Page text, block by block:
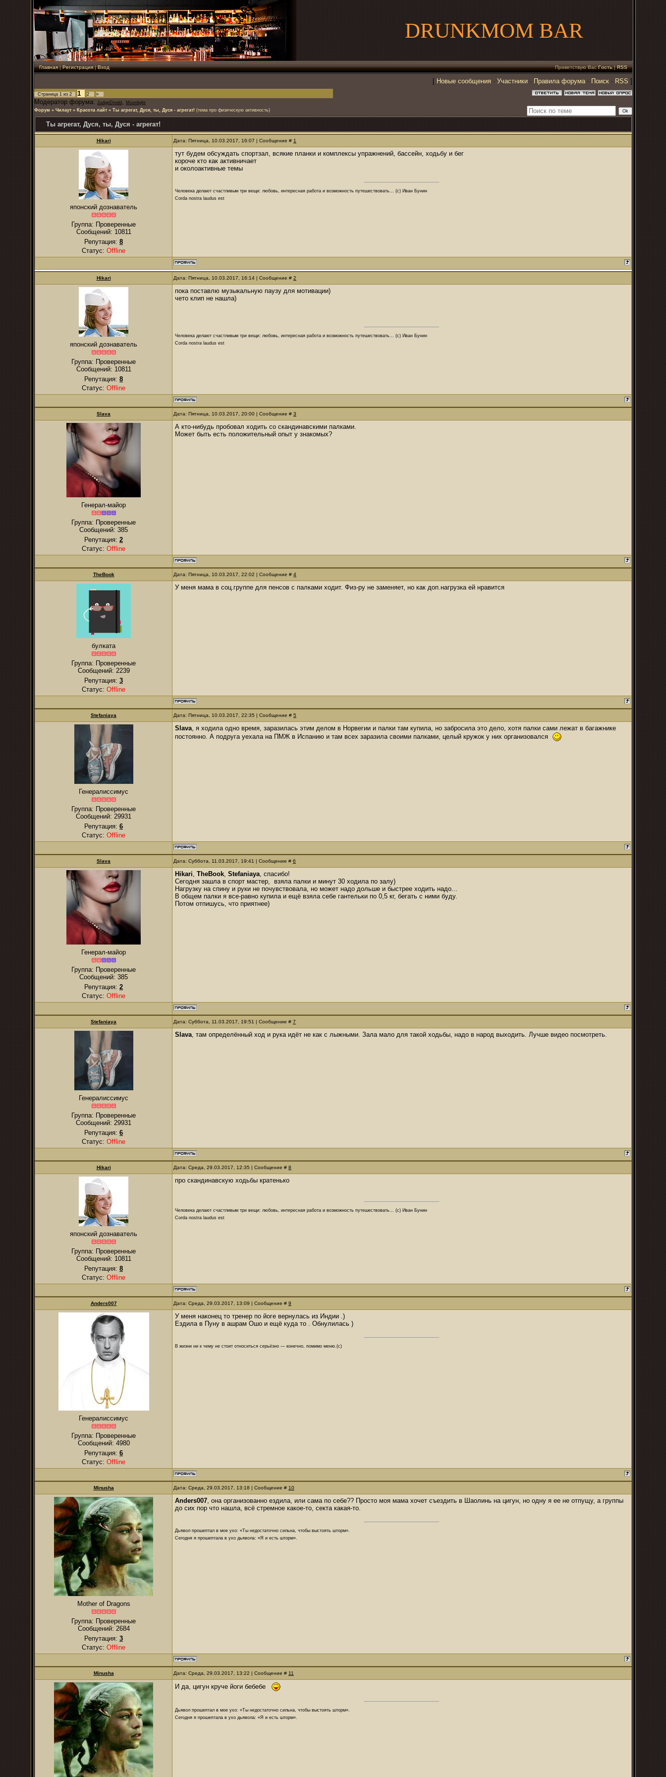
DRUNKMOM BAR
Главная|Регистрация|Вход Приветствую Вас Гость|RSS
[ Новые сообщения · Участники · Правила форума· Поиск · RSS ]
Страница 1 из 2 1 2 »
Модератор форума: JudgeDredd , Moonlight
Форум » Чилаут » Красота лайт » Ты агрегат, Дуся, ты, Дуся - агрегат! (тема про физическую активность)
Ты агрегат, Дуся, ты, Дуся - агрегат!
Hikari Дата: Пятница, 10.03.2017, 16:07 | Сообщение # 1
японский дознаватель
Группа: Проверенные
Сообщений: 10811
Репутация: 8
Статус: Offline
тут будем обсуждать спортзал, всякие планки и комплексы упражнений, бассейн, ходьбу и бег
короче кто как активничает
и околоактивные темы
Человека делают счастливым три вещи: любовь, интересная работа и возможность путешествовать… (с) Иван Бунин
Corda nostra laudus est
Hikari Дата: Пятница, 10.03.2017, 16:14 | Сообщение # 2
японский дознаватель
Группа: Проверенные
Сообщений: 10811
Репутация: 8
Статус: Offline
пока поставлю музыкальную паузу для мотивации)
чето клип не нашла)
Человека делают счастливым три вещи: любовь, интересная работа и возможность путешествовать… (с) Иван Бунин
Corda nostra laudus est
Slava Дата: Пятница, 10.03.2017, 20:00 | Сообщение # 3
Генерал-майор
Группа: Проверенные
Сообщений: 385
Репутация: 2
Статус: Offline
А кто-нибудь пробовал ходить со скандинавскими палками.
Может быть есть положительный опыт у знакомых?
TheBook Дата: Пятница, 10.03.2017, 22:02 | Сообщение # 4
булката
Группа: Проверенные
Сообщений: 2239
Репутация: 3
Статус: Offline
У меня мама в соц.группе для пенсов с палками ходит. Физ-ру не заменяет, но как доп.нагрузка ей нравится
Stefaniaya Дата: Пятница, 10.03.2017, 22:35 | Сообщение # 5
Генералиссимус
Группа: Проверенные
Сообщений: 29931
Репутация: 6
Статус: Offline
Slava, я ходила одно время, заразилась этим делом в Норвегии и палки там купила, но забросила это дело, хотя палки сами лежат в багажнике
постоянно. А подруга уехала на ПМЖ в Испанию и там всех заразила своими палками, целый кружок у них организовался
Slava Дата: Суббота, 11.03.2017, 19:41 | Сообщение # 6
Генерал-майор
Группа: Проверенные
Сообщений: 385
Репутация: 2
Статус: Offline
Hikari, TheBook, Stefaniaya, спасибо!
Сегодня зашла в спорт мастер, взяла палки и минут 30 ходила по залу)
Нагрузку на спину и руки не почувствовала, но может надо дольше и быстрее ходить надо...
В общем палки я все-равно купила и ещё взяла себе гантельки по 0,5 кг, бегать с ними буду.
Потом отпишусь, что приятнее)
Stefaniaya Дата: Суббота, 11.03.2017, 19:51 | Сообщение # 7
Генералиссимус
Группа: Проверенные
Сообщений: 29931
Репутация: 6
Статус: Offline
Slava, там определённый ход и рука идёт не как с лыжными. Зала мало для такой ходьбы, надо в народ выходить. Лучше видео посмотреть.
Hikari Дата: Среда, 29.03.2017, 12:35 | Сообщение # 8
японский дознаватель
Группа: Проверенные
Сообщений: 10811
Репутация: 8
Статус: Offline
про скандинавскую ходьбы кратенько
Человека делают счастливым три вещи: любовь, интересная работа и возможность путешествовать… (с) Иван Бунин
Corda nostra laudus est
Anders007 Дата: Среда, 29.03.2017, 13:09 | Сообщение # 9
Генералиссимус
Группа: Проверенные
Сообщений: 4980
Репутация: 6
Статус: Offline
У меня наконец то тренер по йоге вернулась из Индии .)
Ездила в Пуну в ашрам Ошо и ещё куда то . Обнулилась )
В жизни ни к чему не стоит относиться серьёзно — конечно, помимо меню.(с)
Minusha Дата: Среда, 29.03.2017, 13:18 | Сообщение # 10
Mother of Dragons
Группа: Проверенные
Сообщений: 2684
Репутация: 3
Статус: Offline
Anders007, она организованно ездила, или сама по себе?? Просто моя мама хочет съездить в Шаолинь на цигун, но одну я ее не отпущу, а группы
до сих пор что нашла, всё стремное какое-то, секта какая-то.
Дьявол прошептал в мое ухо: «Ты недостаточно сильна, чтобы выстоять шторм».
Сегодня я прошептала в ухо дьявола: «Я и есть шторм».
Minusha Дата: Среда, 29.03.2017, 13:22 | Сообщение # 11
И да, цигун круче йоги бебебе
Дьявол прошептал в мое ухо: «Ты недостаточно сильна, чтобы выстоять шторм».
Сегодня я прошептала в ухо дьявола: «Я и есть шторм».